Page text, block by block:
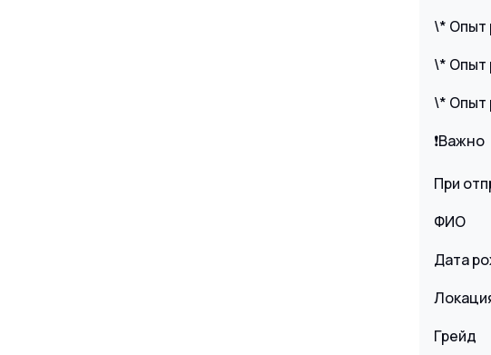
\* Опыт
\* Опыт
\* Опыт
❗️Важно
При
ФИО
Дата
Грейд